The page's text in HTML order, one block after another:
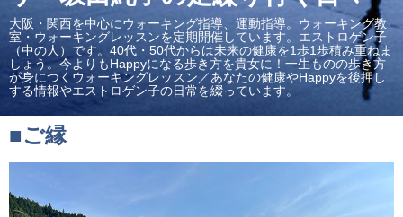
大阪・関西を中心にウォーキング指導、運動指導。ウォーキング教
室・ウォーキングレッスンを定期開催しています。エストロゲン子
（中の人）です。40代・50代からは未来の健康を1歩1歩積み重ねま
しょう。今よりもHappyになる歩き方を貴女に！一生ものの歩き方
が身につくウォーキングレッスン／あなたの健康やHappyを後押し
する情報やエストロゲン子の日常を綴っています。
■ご縁